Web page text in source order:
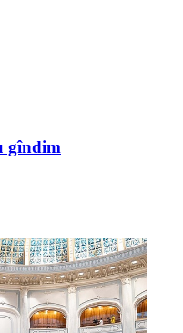
gîndim